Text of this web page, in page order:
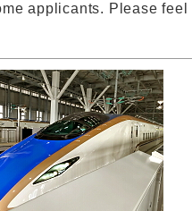
applicants. Please feel